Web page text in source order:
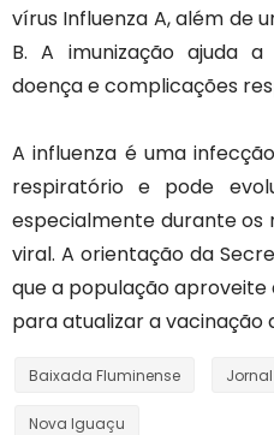
vírus Influenza A, além de
B. A imunização ajuda
doença e complicações
A influenza é uma
respiratório e pode
especialmente durante os
viral. A orientação da
que a população
para atualizar a vacinação
Baixada Fluminense
Nova Iguaçu